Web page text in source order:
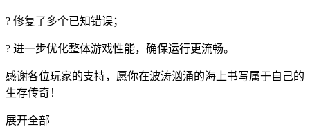
? 修复了多个已知错误；
? 进一步优化整体游戏性能，确保运行更流畅。
感谢各位玩家的支持，愿你在波涛汹涌的海上书写属于自己的
生存传奇！
展开全部